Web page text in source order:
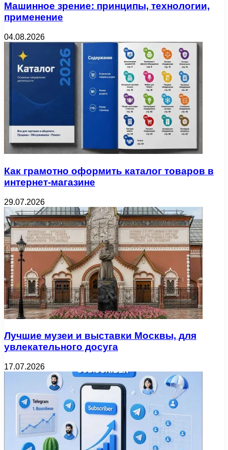
Машинное зрение: принципы, технологии,
применение
04.08.2026
Как грамотно оформить каталог товаров в
интернет-магазине
29.07.2026
Лучшие музеи и выставки Москвы, для
увлекательного досуга
17.07.2026